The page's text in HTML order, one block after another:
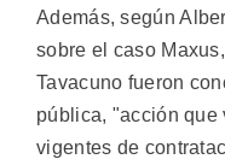
Además, según
sobre el caso
Tavacuno fueron
pública, "acción que
vigentes de